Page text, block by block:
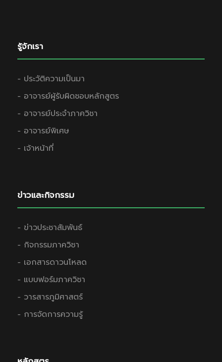
รู้จักเรา
- ประวัติความเป็นมา
- อาจารย์ผู้รับผิดชอบหลักสูตร
- อาจารย์ประจำภาควิชา
- อาจารย์พิเศษ
- เจ้าหน้าที่
ข่าวและกิจกรรม
- ข่าวประชาสัมพันธ์
- กิจกรรมภาควิชา
- เอกสารดาวนโหลด
- แบบฟอร์มภาควิชา
- วารสารภูมิศาสตร์
- การจัดการความรู้